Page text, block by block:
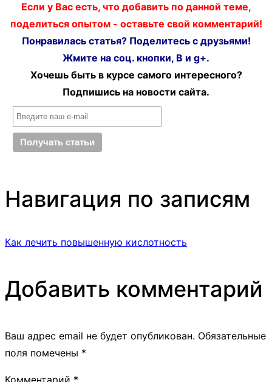
Если у Вас есть, что добавить по данной теме,
поделиться опытом - оставьте свой комментарий!
Понравилась статья? Поделитесь с друзьями!
Жмите на соц. кнопки, В и g+.
Хочешь быть в курсе самого интересного?
Подпишись на новости сайта.
Навигация по записям
Как лечить повышенную кислотность
Добавить комментарий
Ваш адрес email не будет опубликован. Обязательные
поля помечены *